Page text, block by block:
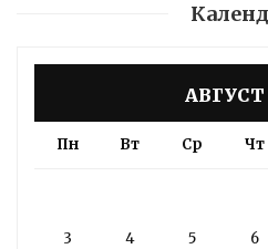
АВГУСТ
Пн Вт Ср Чт
3 4 5 6